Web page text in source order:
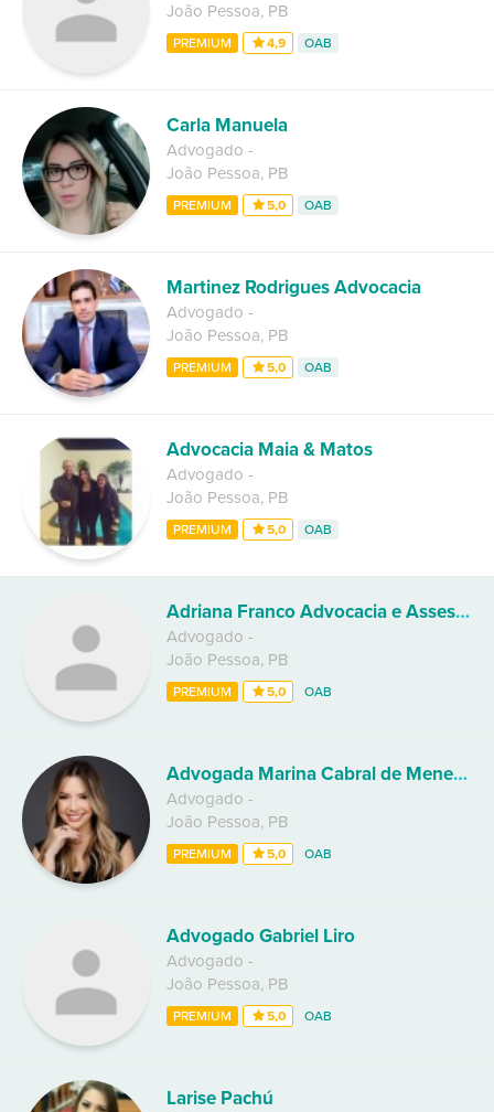
João Pessoa, PB
PREMIUM 4,9 OAB
Carla Manuela
Advogado -
João Pessoa, PB
PREMIUM 5,0 OAB
Martinez Rodrigues Advocacia
Advogado -
João Pessoa, PB
PREMIUM 5,0 OAB
Advocacia Maia & Matos
Advogado -
João Pessoa, PB
PREMIUM 5,0 OAB
Adriana Franco Advocacia e Assessoria Jurídica
Advogado -
João Pessoa, PB
PREMIUM 5,0 OAB
Advogada Marina Cabral de Menezes
Advogado -
João Pessoa, PB
PREMIUM 5,0 OAB
Advogado Gabriel Liro
Advogado -
João Pessoa, PB
PREMIUM 5,0 OAB
Larise Pachú